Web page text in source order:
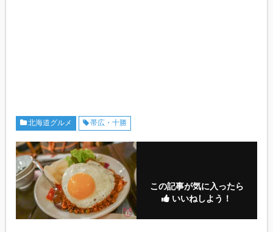
北海道グルメ 帯広・十勝
この記事が気に入ったら
いいねしよう！